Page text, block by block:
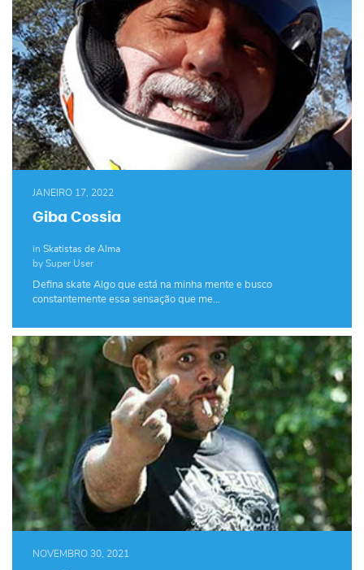
JANEIRO 17, 2022
Giba Cossia
in Skatistas de Alma
by Super User
Defina skate Algo que está na minha mente e busco
constantemente essa sensação que me…
NOVEMBRO 30, 2021